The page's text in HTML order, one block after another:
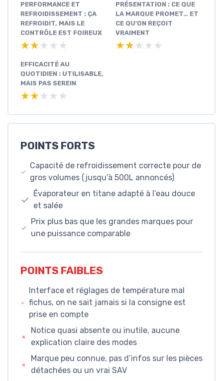
PERFORMANCE ET
REFROIDISSEMENT : ÇA
REFROIDIT, MAIS LE
CONTRÔLE EST FOIREUX
★★★★★
★★★★★
PRÉSENTATION : CE QUE
LA MARQUE PROMET… ET
CE QU’ON REÇOIT
VRAIMENT
★★★★★
★★★★★
EFFICACITÉ AU
QUOTIDIEN : UTILISABLE,
MAIS PAS SEREIN
★★★★★
★★★★★
POINTS FORTS
Capacité de refroidissement correcte pour de
gros volumes (jusqu’à 500L annoncés)
Évaporateur en titane adapté à l’eau douce
et salée
Prix plus bas que les grandes marques pour
une puissance comparable
POINTS FAIBLES
Interface et réglages de température mal
fichus, on ne sait jamais si la consigne est
prise en compte
Notice quasi absente ou inutile, aucune
explication claire des modes
Marque peu connue, pas d’infos sur les pièces
détachées ou un vrai SAV